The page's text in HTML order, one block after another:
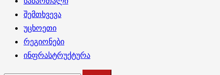
შემთხვევა
უცხოეთი
რეგიონები
ინფრასტრუქტურა